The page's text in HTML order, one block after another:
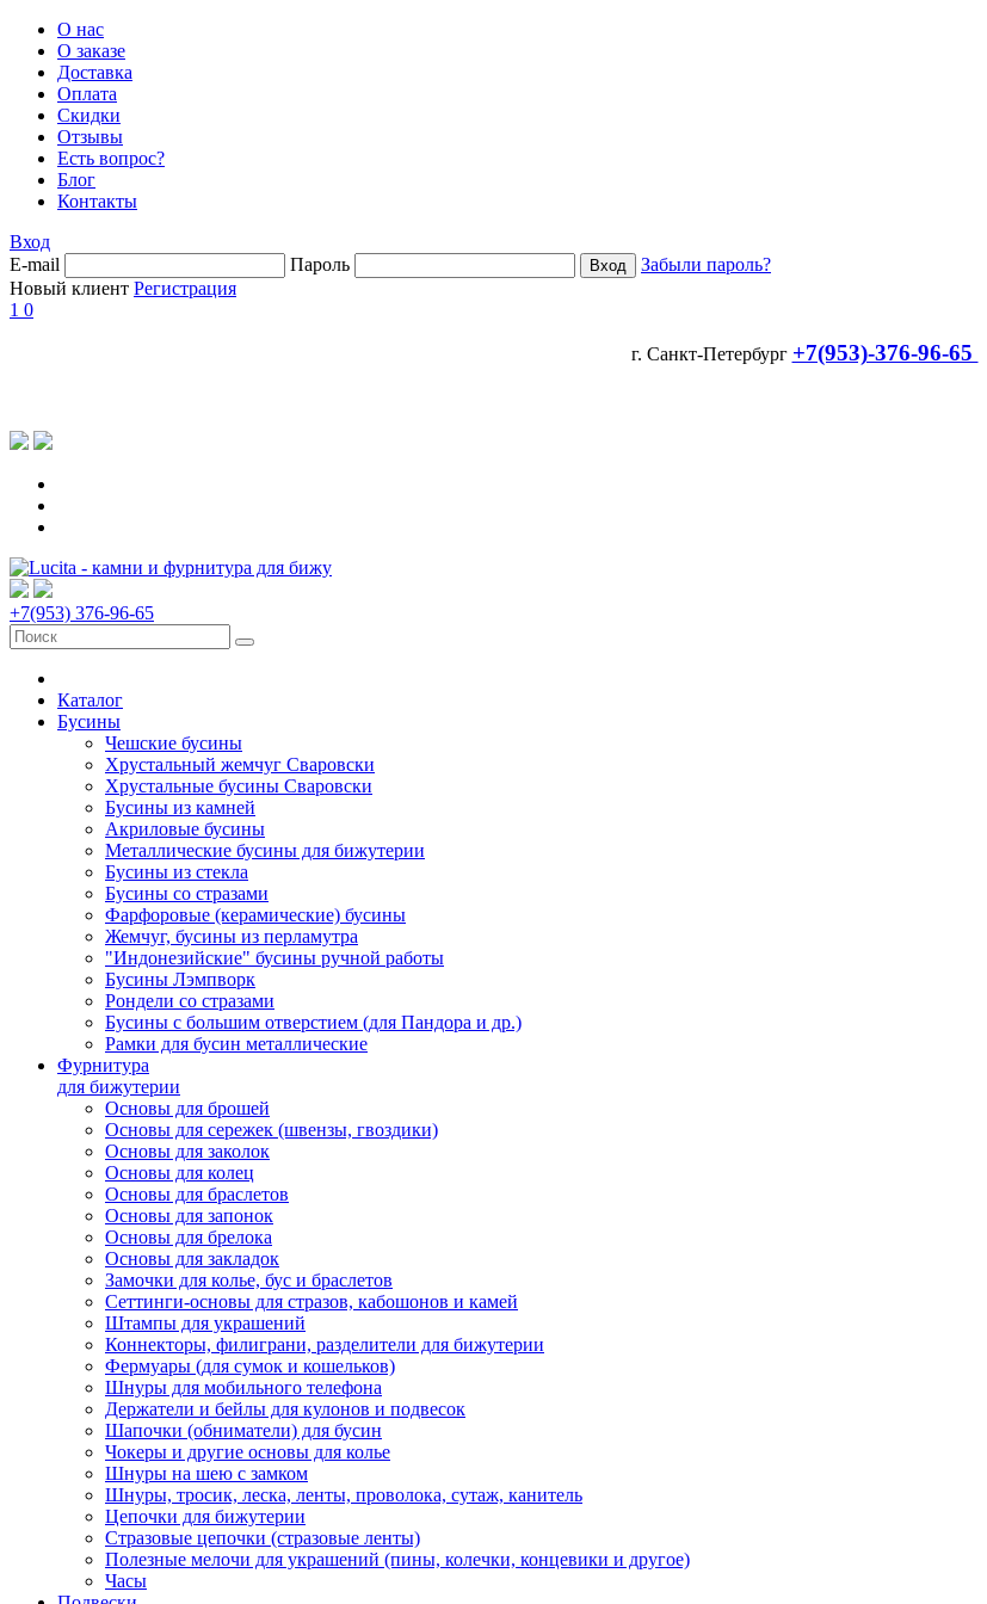
О нас
О заказе
Доставка
Оплата
Скидки
Отзывы
Есть вопрос?
Блог
Контакты
Вход
E-mail
Пароль
Забыли пароль?
Новый клиент Регистрация
1 0
г. Санкт-Петербург +7(953)-376-96-65
+7(953) 376-96-65
Каталог
Бусины
Чешские бусины
Хрустальный жемчуг Сваровски
Хрустальные бусины Сваровски
Бусины из камней
Акриловые бусины
Металлические бусины для бижутерии
Бусины из стекла
Бусины со стразами
Фарфоровые (керамические) бусины
Жемчуг, бусины из перламутра
"Индонезийские" бусины ручной работы
Бусины Лэмпворк
Рондели со стразами
Бусины с большим отверстием (для Пандора и др.)
Рамки для бусин металлические
Фурнитура
для бижутерии
Основы для брошей
Основы для сережек (швензы, гвоздики)
Основы для заколок
Основы для колец
Основы для браслетов
Основы для запонок
Основы для брелока
Основы для закладок
Замочки для колье, бус и браслетов
Сеттинги-основы для стразов, кабошонов и камей
Штампы для украшений
Коннекторы, филиграни, разделители для бижутерии
Фермуары (для сумок и кошельков)
Шнуры для мобильного телефона
Держатели и бейлы для кулонов и подвесок
Шапочки (обниматели) для бусин
Чокеры и другие основы для колье
Шнуры на шею с замком
Шнуры, тросик, леска, ленты, проволока, сутаж, канитель
Цепочки для бижутерии
Стразовые цепочки (стразовые ленты)
Полезные мелочи для украшений (пины, колечки, концевики и другое)
Часы